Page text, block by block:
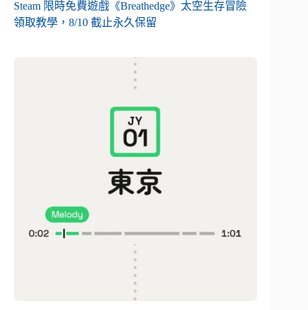
Steam 限時免費遊戲《Breathedge》太空生存冒險
領取教學，8/10 截止永久保留